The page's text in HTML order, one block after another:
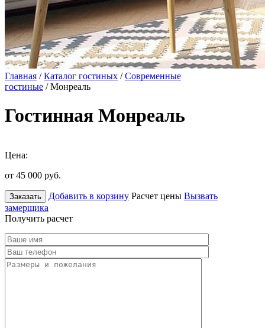
Главная /Каталог гостиных /Современные
гостиные / Монреаль
Гостинная Монреаль
Цена:
от 45 000 руб.
Заказать Добавить в корзину Расчет цены Вызвать
замерщика
Получить расчет